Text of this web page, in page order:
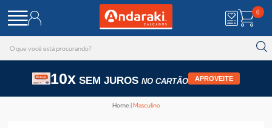
0
10x SEM JUROS NO CARTÃO APROVEITE
Home Masculino